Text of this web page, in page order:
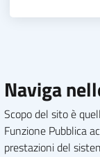
Naviga
Scopo del sito è
Funzione Pubblica
prestazioni del